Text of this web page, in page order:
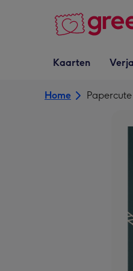
Vervolgkeuzelijst
Kaarten openen
Kaarten
Home